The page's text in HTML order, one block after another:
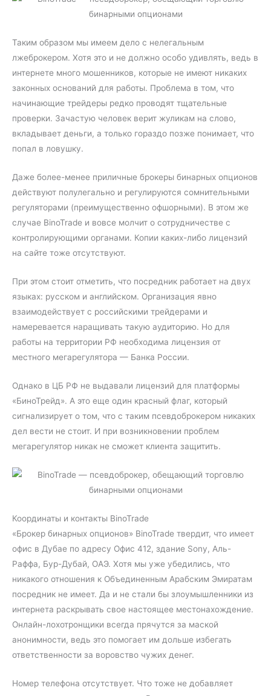
Таким образом мы имеем дело с нелегальным
лжеброкером. Хотя это и не должно особо удивлять, ведь в
интернете много мошенников, которые не имеют никаких
законных оснований для работы. Проблема в том, что
начинающие трейдеры редко проводят тщательные
проверки. Зачастую человек верит жуликам на слово,
вкладывает деньги, а только гораздо позже понимает, что
попал в ловушку.
Даже более-менее приличные брокеры бинарных опционов
действуют полулегально и регулируются сомнительными
регуляторами (преимущественно офшорными). В этом же
случае BinoTrade и вовсе молчит о сотрудничестве с
контролирующими органами. Копии каких-либо лицензий
на сайте тоже отсутствуют.
При этом стоит отметить, что посредник работает на двух
языках: русском и английском. Организация явно
взаимодействует с российскими трейдерами и
намеревается наращивать такую аудиторию. Но для
работы на территории РФ необходима лицензия от
местного мегарегулятора — Банка России.
Однако в ЦБ РФ не выдавали лицензий для платформы
«БиноТрейд». А это еще один красный флаг, который
сигнализирует о том, что с таким псевдоброкером никаких
дел вести не стоит. И при возникновении проблем
мегарегулятор никак не сможет клиента защитить.
Координаты и контакты BinoTrade
«Брокер бинарных опционов» BinoTrade твердит, что имеет
офис в Дубае по адресу Офис 412, здание Sony, Аль-
Раффа, Бур-Дубай, ОАЭ. Хотя мы уже убедились, что
никакого отношения к Объединенным Арабским Эмиратам
посредник не имеет. Да и не стали бы злоумышленники из
интернета раскрывать свое настоящее местонахождение.
Онлайн-лохотронщики всегда прячутся за маской
анонимности, ведь это помогает им дольше избегать
ответственности за воровство чужих денег.
Номер телефона отсутствует. Что тоже не добавляет